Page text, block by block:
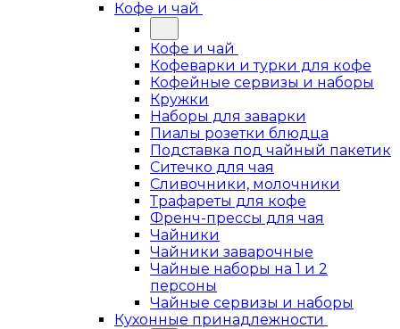
Кофе и чай
Кофе и чай
Кофеварки и турки для кофе
Кофейные сервизы и наборы
Кружки
Наборы для заварки
Пиалы розетки блюдца
Подставка под чайный пакетик
Ситечко для чая
Сливочники, молочники
Трафареты для кофе
Френч-прессы для чая
Чайники
Чайники заварочные
Чайные наборы на 1 и 2
персоны
Чайные сервизы и наборы
Кухонные принадлежности